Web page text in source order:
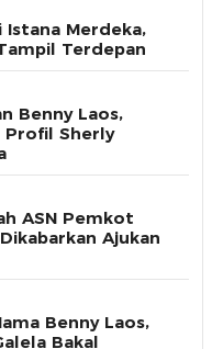
Istana Merdeka,
Terdepan
Benny Laos,
Profil Sherly
ASN Pemkot
Ajukan
Benny Laos,
Bakal